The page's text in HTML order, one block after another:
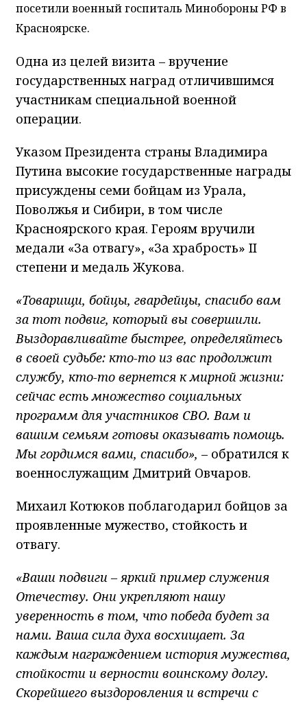
посетили военный госпиталь Минобороны РФ в
Красноярске.
Одна из целей визита – вручение
государственных наград отличившимся
участникам специальной военной
операции.
Указом Президента страны Владимира
Путина высокие государственные награды
присуждены семи бойцам из Урала,
Поволжья и Сибири, в том числе
Красноярского края. Героям вручили
медали «За отвагу», «За храбрость» II
степени и медаль Жукова.
«Товарищи, бойцы, гвардейцы, спасибо вам
за тот подвиг, который вы совершили.
Выздоравливайте быстрее, определяйтесь
в своей судьбе: кто-то из вас продолжит
службу, кто-то вернется к мирной жизни:
сейчас есть множество социальных
программ для участников СВО. Вам и
вашим семьям готовы оказывать помощь.
Мы гордимся вами, спасибо», – обратился к
военнослужащим Дмитрий Овчаров.
Михаил Котюков поблагодарил бойцов за
проявленные мужество, стойкость и
отвагу.
«Ваши подвиги – яркий пример служения
Отечеству. Они укрепляют нашу
уверенность в том, что победа будет за
нами. Ваша сила духа восхищает. За
каждым награждением история мужества,
стойкости и верности воинскому долгу.
Скорейшего выздоровления и встречи с